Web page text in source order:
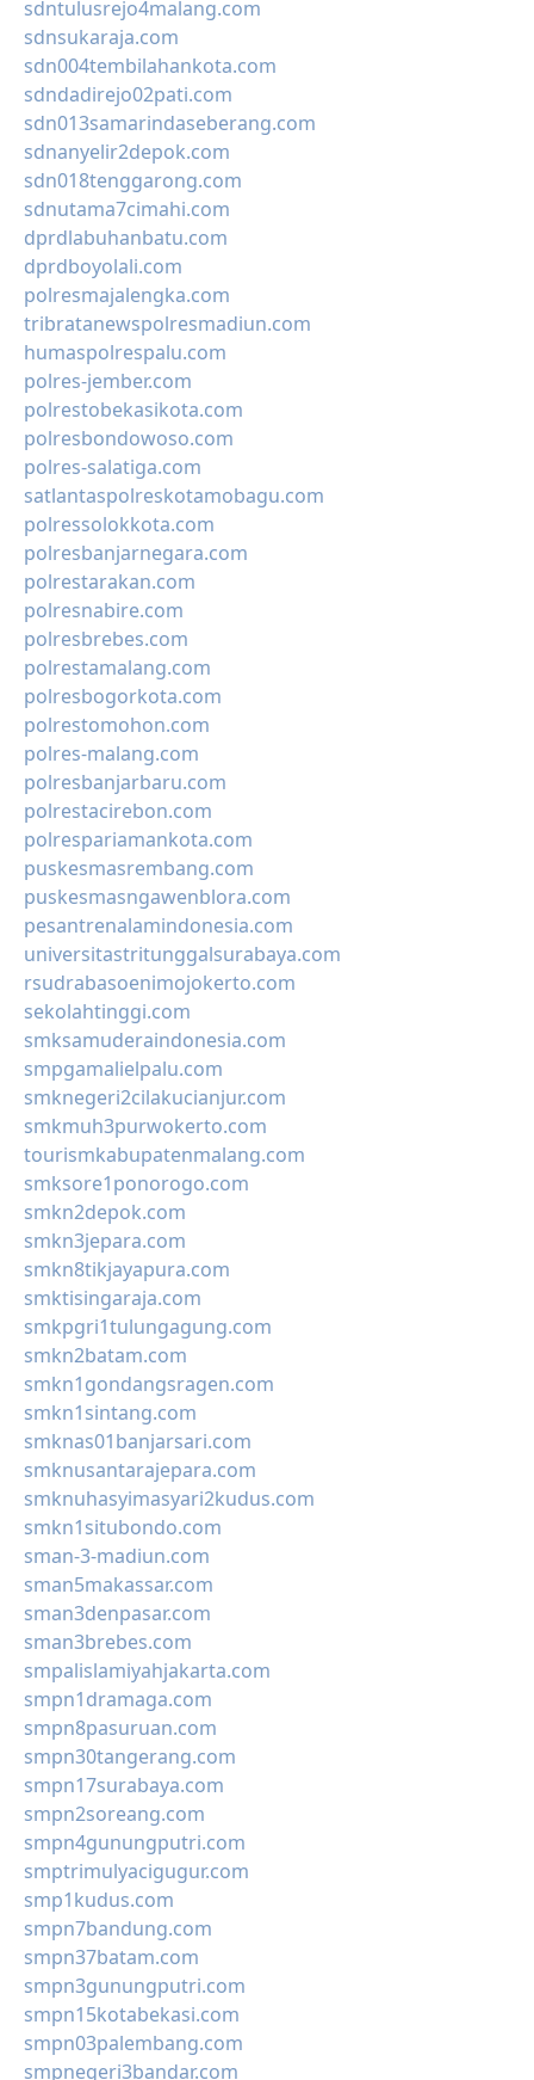
sdntulusrejo4malang.com
sdnsukaraja.com
sdn004tembilahankota.com
sdndadirejo02pati.com
sdn013samarindaseberang.com
sdnanyelir2depok.com
sdn018tenggarong.com
sdnutama7cimahi.com
dprdlabuhanbatu.com
dprdboyolali.com
polresmajalengka.com
tribratanewspolresmadiun.com
humaspolrespalu.com
polres-jember.com
polrestobekasikota.com
polresbondowoso.com
polres-salatiga.com
satlantaspolreskotamobagu.com
polressolokkota.com
polresbanjarnegara.com
polrestarakan.com
polresnabire.com
polresbrebes.com
polrestamalang.com
polresbogorkota.com
polrestomohon.com
polres-malang.com
polresbanjarbaru.com
polrestacirebon.com
polrespariamankota.com
puskesmasrembang.com
puskesmasngawenblora.com
pesantrenalamindonesia.com
universitastritunggalsurabaya.com
rsudrabasoenimojokerto.com
sekolahtinggi.com
smksamuderaindonesia.com
smpgamalielpalu.com
smknegeri2cilakucianjur.com
smkmuh3purwokerto.com
tourismkabupatenmalang.com
smksore1ponorogo.com
smkn2depok.com
smkn3jepara.com
smkn8tikjayapura.com
smktisingaraja.com
smkpgri1tulungagung.com
smkn2batam.com
smkn1gondangsragen.com
smkn1sintang.com
smknas01banjarsari.com
smknusantarajepara.com
smknuhasyimasyari2kudus.com
smkn1situbondo.com
sman-3-madiun.com
sman5makassar.com
sman3denpasar.com
sman3brebes.com
smpalislamiyahjakarta.com
smpn1dramaga.com
smpn8pasuruan.com
smpn30tangerang.com
smpn17surabaya.com
smpn2soreang.com
smpn4gunungputri.com
smptrimulyacigugur.com
smp1kudus.com
smpn7bandung.com
smpn37batam.com
smpn3gunungputri.com
smpn15kotabekasi.com
smpn03palembang.com
smpnegeri3bandar.com